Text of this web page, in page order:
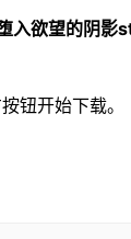
入欲望的阴影
钮开始下载。